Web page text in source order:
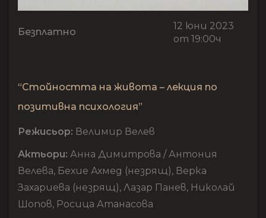
Безплатно
12 юни 2023
от 19:00ч
“Стойността на живота – лекция по
позитивна психология”
Режисьор: Велимир Велев
Актьори: Анна Димитрова / Антония
Велева, Бехие Ахмед (незрящ), Верка
Захариева (незрящ), Лазар Панев, Николай
Шопов, Росица Атанасова